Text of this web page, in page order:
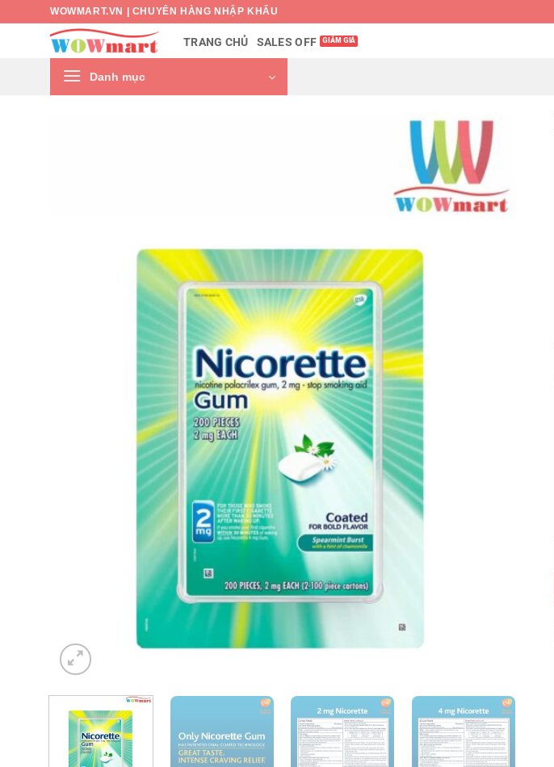
WOWMART.VN | CHUYÊN HÀNG NHẬP KHẨU
TRANG CHỦ SALES OFF
Danh mục